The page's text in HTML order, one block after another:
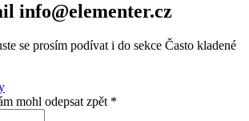
info@elementer.cz
se prosím podívat i do sekce Často kladené
mohl odepsat zpět *